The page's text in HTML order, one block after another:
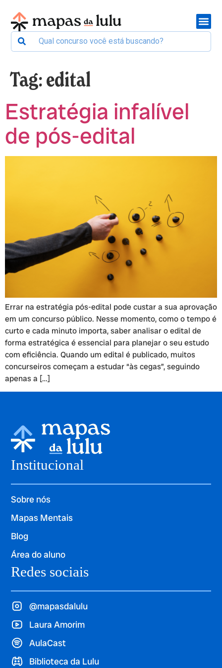
Tag:edital
Estratégia infalível
de pós-edital
Errar na estratégia pós-edital pode custar a sua aprovação
em um concurso público. Nesse momento, como o tempo é
curto e cada minuto importa, saber analisar o edital de
forma estratégica é essencial para planejar o seu estudo
com eficiência. Quando um edital é publicado, muitos
concurseiros começam a estudar “às cegas”, seguindo
apenas a […]
Institucional
Sobre nós
Mapas Mentais
Blog
Área do aluno
Redes sociais
@mapasdalulu
Laura Amorim
AulaCast
Biblioteca da Lulu